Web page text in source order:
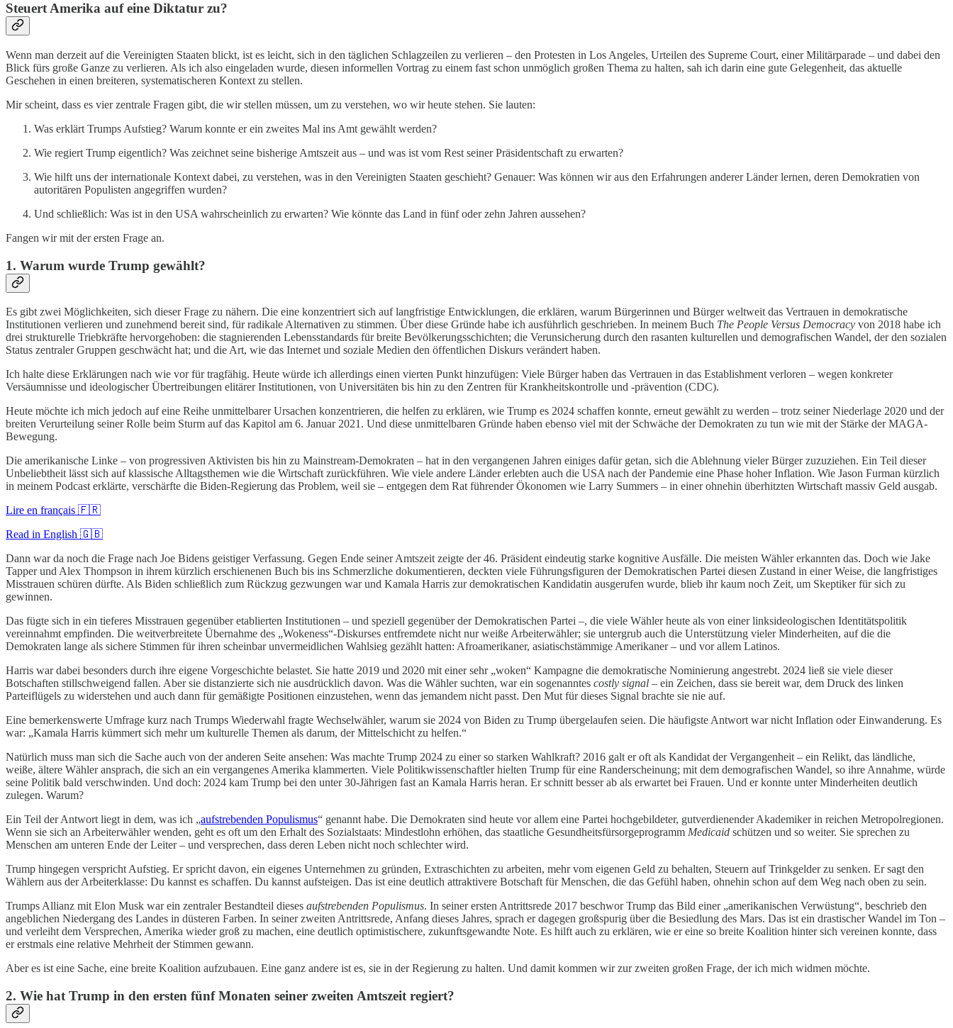
Steuert Amerika auf eine Diktatur zu?
Wenn man derzeit auf die Vereinigten Staaten blickt, ist es leicht, sich in den täglichen Schlagzeilen zu verlieren – den Protesten in Los Angeles, Urteilen des Supreme Court, einer Militärparade – und dabei den
Blick fürs große Ganze zu verlieren. Als ich also eingeladen wurde, diesen informellen Vortrag zu einem fast schon unmöglich großen Thema zu halten, sah ich darin eine gute Gelegenheit, das aktuelle
Geschehen in einen breiteren, systematischeren Kontext zu stellen.
Mir scheint, dass es vier zentrale Fragen gibt, die wir stellen müssen, um zu verstehen, wo wir heute stehen. Sie lauten:
Was erklärt Trumps Aufstieg? Warum konnte er ein zweites Mal ins Amt gewählt werden?
Wie regiert Trump eigentlich? Was zeichnet seine bisherige Amtszeit aus – und was ist vom Rest seiner Präsidentschaft zu erwarten?
Wie hilft uns der internationale Kontext dabei, zu verstehen, was in den Vereinigten Staaten geschieht? Genauer: Was können wir aus den Erfahrungen anderer Länder lernen, deren Demokratien von
autoritären Populisten angegriffen wurden?
Und schließlich: Was ist in den USA wahrscheinlich zu erwarten? Wie könnte das Land in fünf oder zehn Jahren aussehen?
Fangen wir mit der ersten Frage an.
1. Warum wurde Trump gewählt?
Es gibt zwei Möglichkeiten, sich dieser Frage zu nähern. Die eine konzentriert sich auf langfristige Entwicklungen, die erklären, warum Bürgerinnen und Bürger weltweit das Vertrauen in demokratische
Institutionen verlieren und zunehmend bereit sind, für radikale Alternativen zu stimmen. Über diese Gründe habe ich ausführlich geschrieben. In meinem Buch The People Versus Democracy von 2018 habe ich
drei strukturelle Triebkräfte hervorgehoben: die stagnierenden Lebensstandards für breite Bevölkerungsschichten; die Verunsicherung durch den rasanten kulturellen und demografischen Wandel, der den sozialen
Status zentraler Gruppen geschwächt hat; und die Art, wie das Internet und soziale Medien den öffentlichen Diskurs verändert haben.
Ich halte diese Erklärungen nach wie vor für tragfähig. Heute würde ich allerdings einen vierten Punkt hinzufügen: Viele Bürger haben das Vertrauen in das Establishment verloren – wegen konkreter
Versäumnisse und ideologischer Übertreibungen elitärer Institutionen, von Universitäten bis hin zu den Zentren für Krankheitskontrolle und -prävention (CDC).
Heute möchte ich mich jedoch auf eine Reihe unmittelbarer Ursachen konzentrieren, die helfen zu erklären, wie Trump es 2024 schaffen konnte, erneut gewählt zu werden – trotz seiner Niederlage 2020 und der
breiten Verurteilung seiner Rolle beim Sturm auf das Kapitol am 6. Januar 2021. Und diese unmittelbaren Gründe haben ebenso viel mit der Schwäche der Demokraten zu tun wie mit der Stärke der MAGA-
Bewegung.
Die amerikanische Linke – von progressiven Aktivisten bis hin zu Mainstream-Demokraten – hat in den vergangenen Jahren einiges dafür getan, sich die Ablehnung vieler Bürger zuzuziehen. Ein Teil dieser
Unbeliebtheit lässt sich auf klassische Alltagsthemen wie die Wirtschaft zurückführen. Wie viele andere Länder erlebten auch die USA nach der Pandemie eine Phase hoher Inflation. Wie Jason Furman kürzlich
in meinem Podcast erklärte, verschärfte die Biden-Regierung das Problem, weil sie – entgegen dem Rat führender Ökonomen wie Larry Summers – in einer ohnehin überhitzten Wirtschaft massiv Geld ausgab.
Lire en français 🇫🇷
Read in English 🇬🇧
Dann war da noch die Frage nach Joe Bidens geistiger Verfassung. Gegen Ende seiner Amtszeit zeigte der 46. Präsident eindeutig starke kognitive Ausfälle. Die meisten Wähler erkannten das. Doch wie Jake
Tapper und Alex Thompson in ihrem kürzlich erschienenen Buch bis ins Schmerzliche dokumentieren, deckten viele Führungsfiguren der Demokratischen Partei diesen Zustand in einer Weise, die langfristiges
Misstrauen schüren dürfte. Als Biden schließlich zum Rückzug gezwungen war und Kamala Harris zur demokratischen Kandidatin ausgerufen wurde, blieb ihr kaum noch Zeit, um Skeptiker für sich zu
gewinnen.
Das fügte sich in ein tieferes Misstrauen gegenüber etablierten Institutionen – und speziell gegenüber der Demokratischen Partei –, die viele Wähler heute als von einer linksideologischen Identitätspolitik
vereinnahmt empfinden. Die weitverbreitete Übernahme des „Wokeness“-Diskurses entfremdete nicht nur weiße Arbeiterwähler; sie untergrub auch die Unterstützung vieler Minderheiten, auf die die
Demokraten lange als sichere Stimmen für ihren scheinbar unvermeidlichen Wahlsieg gezählt hatten: Afroamerikaner, asiatischstämmige Amerikaner – und vor allem Latinos.
Harris war dabei besonders durch ihre eigene Vorgeschichte belastet. Sie hatte 2019 und 2020 mit einer sehr „woken“ Kampagne die demokratische Nominierung angestrebt. 2024 ließ sie viele dieser
Botschaften stillschweigend fallen. Aber sie distanzierte sich nie ausdrücklich davon. Was die Wähler suchten, war ein sogenanntes costly signal – ein Zeichen, dass sie bereit war, dem Druck des linken
Parteiflügels zu widerstehen und auch dann für gemäßigte Positionen einzustehen, wenn das jemandem nicht passt. Den Mut für dieses Signal brachte sie nie auf.
Eine bemerkenswerte Umfrage kurz nach Trumps Wiederwahl fragte Wechselwähler, warum sie 2024 von Biden zu Trump übergelaufen seien. Die häufigste Antwort war nicht Inflation oder Einwanderung. Es
war: „Kamala Harris kümmert sich mehr um kulturelle Themen als darum, der Mittelschicht zu helfen.“
Natürlich muss man sich die Sache auch von der anderen Seite ansehen: Was machte Trump 2024 zu einer so starken Wahlkraft? 2016 galt er oft als Kandidat der Vergangenheit – ein Relikt, das ländliche,
weiße, ältere Wähler ansprach, die sich an ein vergangenes Amerika klammerten. Viele Politikwissenschaftler hielten Trump für eine Randerscheinung; mit dem demografischen Wandel, so ihre Annahme, würde
seine Politik bald verschwinden. Und doch: 2024 kam Trump bei den unter 30-Jährigen fast an Kamala Harris heran. Er schnitt besser ab als erwartet bei Frauen. Und er konnte unter Minderheiten deutlich
zulegen. Warum?
Ein Teil der Antwort liegt in dem, was ich „aufstrebenden Populismus“ genannt habe. Die Demokraten sind heute vor allem eine Partei hochgebildeter, gutverdienender Akademiker in reichen Metropolregionen.
Wenn sie sich an Arbeiterwähler wenden, geht es oft um den Erhalt des Sozialstaats: Mindestlohn erhöhen, das staatliche Gesundheitsfürsorgeprogramm Medicaid schützen und so weiter. Sie sprechen zu
Menschen am unteren Ende der Leiter – und versprechen, dass deren Leben nicht noch schlechter wird.
Trump hingegen verspricht Aufstieg. Er spricht davon, ein eigenes Unternehmen zu gründen, Extraschichten zu arbeiten, mehr vom eigenen Geld zu behalten, Steuern auf Trinkgelder zu senken. Er sagt den
Wählern aus der Arbeiterklasse: Du kannst es schaffen. Du kannst aufsteigen. Das ist eine deutlich attraktivere Botschaft für Menschen, die das Gefühl haben, ohnehin schon auf dem Weg nach oben zu sein.
Trumps Allianz mit Elon Musk war ein zentraler Bestandteil dieses aufstrebenden Populismus. In seiner ersten Antrittsrede 2017 beschwor Trump das Bild einer „amerikanischen Verwüstung“, beschrieb den
angeblichen Niedergang des Landes in düsteren Farben. In seiner zweiten Antrittsrede, Anfang dieses Jahres, sprach er dagegen großspurig über die Besiedlung des Mars. Das ist ein drastischer Wandel im Ton –
und verleiht dem Versprechen, Amerika wieder groß zu machen, eine deutlich optimistischere, zukunftsgewandte Note. Es hilft auch zu erklären, wie er eine so breite Koalition hinter sich vereinen konnte, dass
er erstmals eine relative Mehrheit der Stimmen gewann.
Aber es ist eine Sache, eine breite Koalition aufzubauen. Eine ganz andere ist es, sie in der Regierung zu halten. Und damit kommen wir zur zweiten großen Frage, der ich mich widmen möchte.
2. Wie hat Trump in den ersten fünf Monaten seiner zweiten Amtszeit regiert?